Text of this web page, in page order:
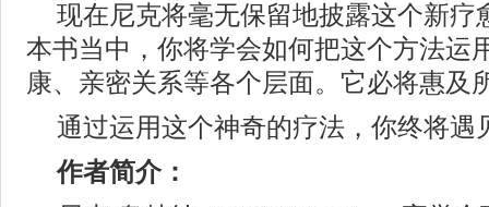
现在尼克将毫无保留地披露这个新疗
本书当中，你将学会如何把这个方法运
康、亲密关系等各个层面。它必将惠及
通过运用这个神奇的疗法，你终将遇
作者简介：